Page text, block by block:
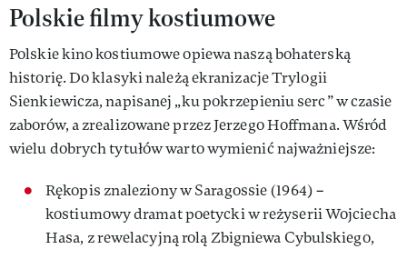
Polskie filmy kostiumowe
Polskie kino kostiumowe opiewa naszą bohaterską
historię. Do klasyki należą ekranizacje Trylogii
Sienkiewicza, napisanej „ku pokrzepieniu serc” w czasie
zaborów, a zrealizowane przez Jerzego Hoffmana. Wśród
wielu dobrych tytułów warto wymienić najważniejsze:
Rękopis znaleziony w Saragossie (1964) –
kostiumowy dramat poetycki w reżyserii Wojciecha
Hasa, z rewelacyjną rolą Zbigniewa Cybulskiego,